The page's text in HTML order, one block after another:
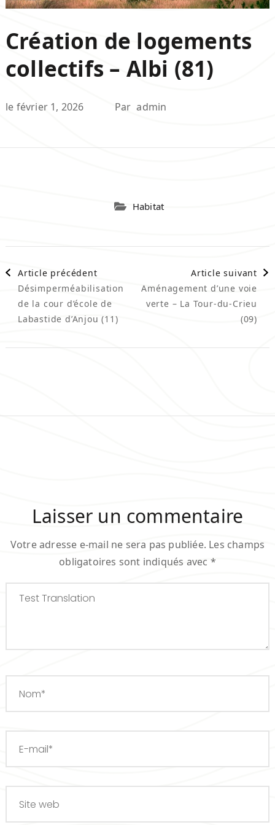
Création de logements
collectifs – Albi (81)
le février 1, 2026 Par admin
Habitat
Navigation
d'article
Article précédent
Désimperméabilisation
de la cour d’école de
Labastide d’Anjou (11)
Article suivant
Aménagement d’une voie
verte – La Tour-du-Crieu
(09)
Laisser un commentaire
Votre adresse e-mail ne sera pas publiée. Les champs
obligatoires sont indiqués avec *